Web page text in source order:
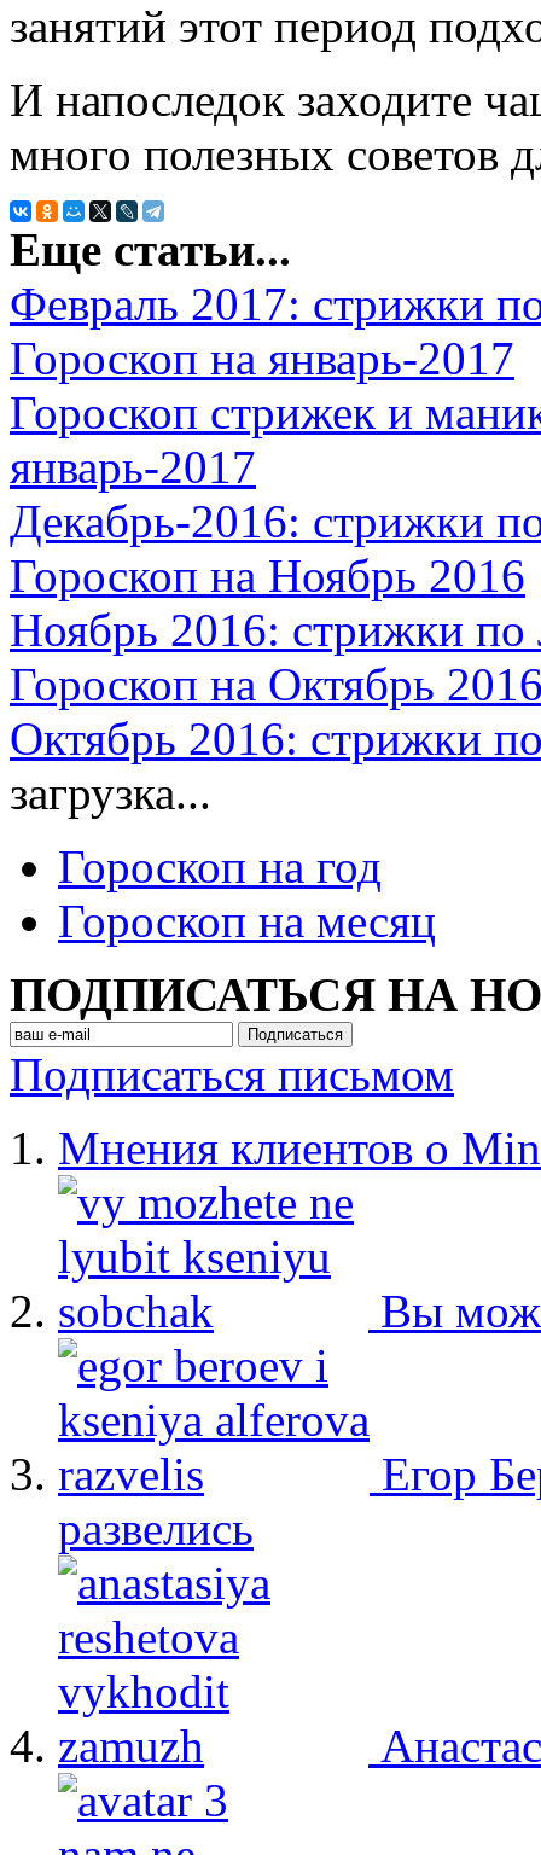
занятий этот период
И напоследок заходите
много полезных советов
Еще статьи...
Февраль 2017: стрижки
Гороскоп на январь-2017
Гороскоп стрижек и
январь-2017
Декабрь-2016: стрижки
Гороскоп на Ноябрь 2016
Ноябрь 2016: стрижки по
Гороскоп на Октябрь
Октябрь 2016: стрижки
загрузка...
Гороскоп на год
Гороскоп на месяц
ПОДПИСАТЬСЯ НА
Подписаться письмом
Мнения клиентов о
Вы
Егор
развелись